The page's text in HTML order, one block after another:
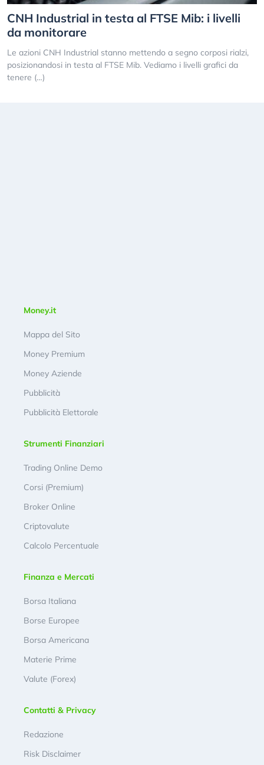
CNH Industrial in testa al FTSE Mib: i livelli
da monitorare
Le azioni CNH Industrial stanno mettendo a segno corposi rialzi,
posizionandosi in testa al FTSE Mib. Vediamo i livelli grafici da
tenere (…)
Money.it
Mappa del Sito
Money Premium
Money Aziende
Pubblicità
Pubblicità Elettorale
Strumenti Finanziari
Trading Online Demo
Corsi (Premium)
Broker Online
Criptovalute
Calcolo Percentuale
Finanza e Mercati
Borsa Italiana
Borse Europee
Borsa Americana
Materie Prime
Valute (Forex)
Contatti & Privacy
Redazione
Risk Disclaimer